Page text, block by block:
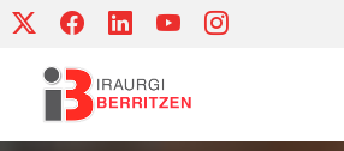
Skip
content